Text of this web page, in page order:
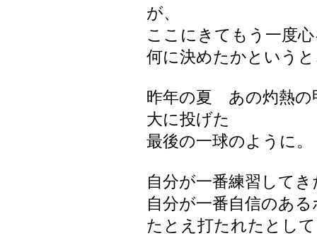
が、
ここにきてもう一度
何に決めたかという
昨年の夏 あの灼熱の
大に投げた
最後の一球のように。
自分が一番練習して
自分が一番自信のある
たとえ打たれたとし